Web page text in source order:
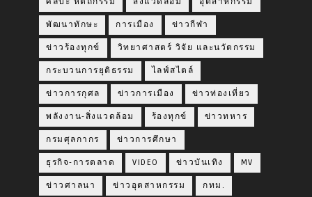
พัฒนาทักษะ การเมือง ข่าวกีฬา
ข่าวร้องทุกข์ วิทยาศาสตร์ วิจัย และนวัตกรรม
กระบวนการยุติธรรม ไลฟ์สไตล์
ข่าวการกุศล ข่าวการเมือง ข่าวท่องเที่ยว
พลังงาน-สิ่งแวดล้อม ร้องทุกข์ ข่าวทหาร
กรมศุลกากร ข่าวการศึกษา
ธุรกิจ-การตลาด VIDEO ข่าวบันเทิง MV
ข่าวศาลนา ข่าวอุตสาหกรรม กทม.